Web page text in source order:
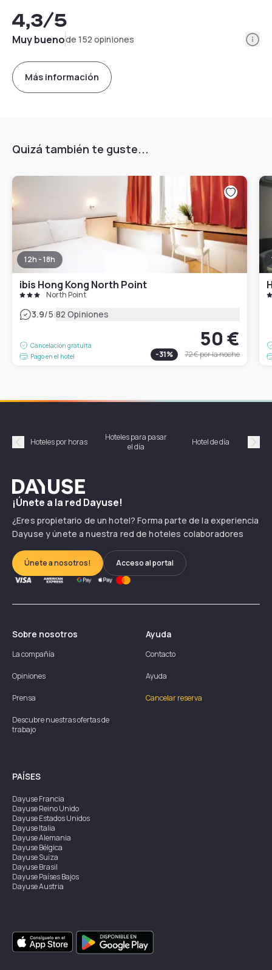
4,3/5
Muy buenode 152 opiniones
Más información
Quizá también te guste...
12h - 18h
ibis Hong Kong North Point
North Point
3.9/5|82 Opiniones
Cancelación gratuita
Pago en el hotel
50 €
-31% 72 €por la noche
Précédent
Hoteles por horas
Hoteles para pasar
el día
Hotel de día
Dayuse
¡Únete a la red Dayuse!
¿Eres propietario de un hotel? Forma parte de la experiencia
Dayuse y únete a nuestra red de hoteles colaboradores
Únete a nosotros! Acceso al portal
Sobre nosotros
La compañía
Opiniones
Prensa
Descubre nuestras ofertas de
trabajo
Ayuda
Contacto
Ayuda
Cancelar reserva
PAÍSES
DayuseFrancia
DayuseReino Unido
DayuseEstados Unidos
DayuseItalia
DayuseAlemania
DayuseBélgica
DayuseSuiza
DayuseBrasil
DayusePaíses Bajos
DayuseAustria
DayuseSingapur
DayuseSuecia
DayuseTailandia